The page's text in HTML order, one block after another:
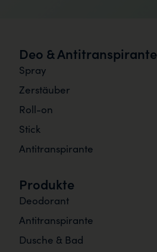
Deo & Antitranspirante
Spray
Zerstäuber
Roll-on
Stick
Antitranspirante
Produkte
Deodorant
Antitranspirante
Dusche & Bad